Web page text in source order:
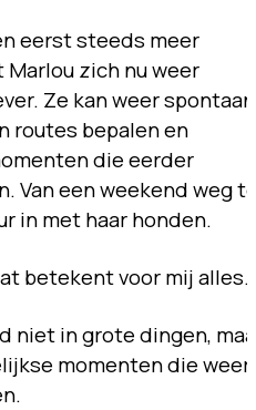
eerst steeds meer
zich nu weer
Ze kan weer spontaan
routes bepalen en
die eerder
Van een weekend weg
in met haar honden.
betekent voor mij alles.”
niet in grote dingen,
momenten die weer